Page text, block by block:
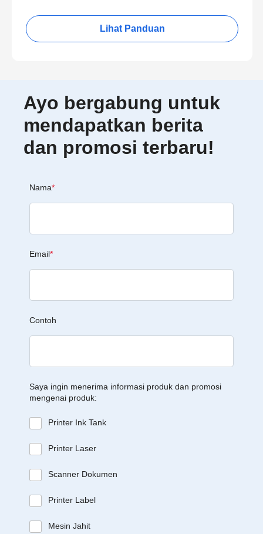
Lihat Panduan
Ayo bergabung untuk
mendapatkan berita
dan promosi terbaru!
Nama*
Email*
Contoh
Saya ingin menerima informasi produk dan promosi
mengenai produk:
Printer Ink Tank
Printer Laser
Scanner Dokumen
Printer Label
Mesin Jahit